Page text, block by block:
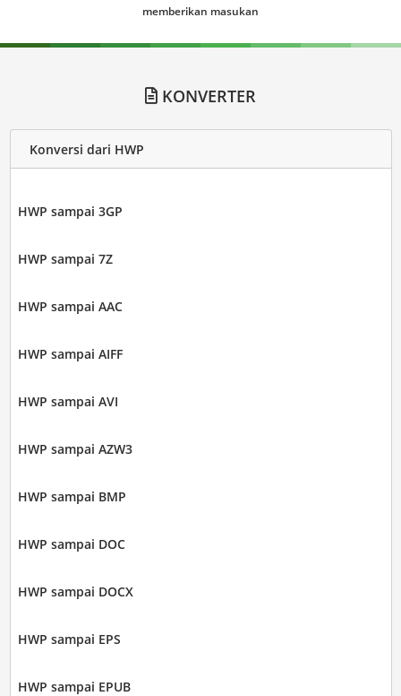
memberikan masukan
KONVERTER
Konversi dari HWP
HWP sampai 3GP
HWP sampai 7Z
HWP sampai AAC
HWP sampai AIFF
HWP sampai AVI
HWP sampai AZW3
HWP sampai BMP
HWP sampai DOC
HWP sampai DOCX
HWP sampai EPS
HWP sampai EPUB